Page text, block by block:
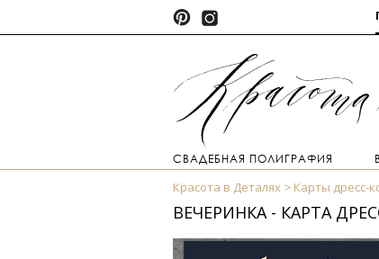
СВАДЕБНАЯ ПОЛИГРАФИЯ
Красота в Деталях Карты дресс-
ВЕЧЕРИНКА - КАРТА